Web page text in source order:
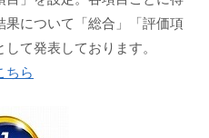
について「総合」「評価項
て発表しております。
ちら